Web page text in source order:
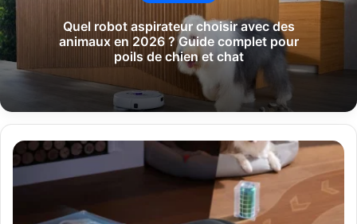
Quel robot aspirateur choisir avec des
animaux en 2026 ? Guide complet pour
poils de chien et chat
Quelles
sont
technologies